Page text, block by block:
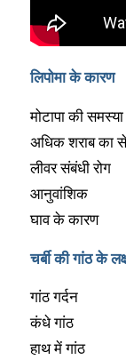
लिपोमा के कारण
मोटापा की समस्या
अधिक शराब का
लीवर संबंधी रोग
आनुवांशिक
घाव के कारण
चर्बी की गांठ के
गांठ गर्दन
कंधे गांठ
हाथ में गांठ